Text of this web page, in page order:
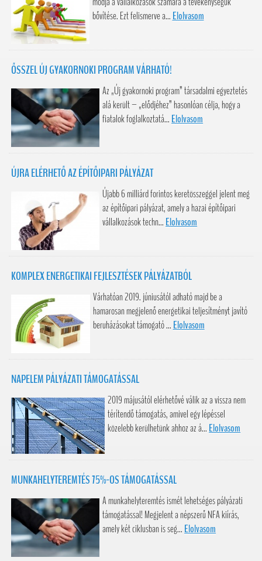
bővítése. Ezt felismerve a... Elolvasom
ŐSSZEL ÚJ GYAKORNOKI PROGRAM VÁRHATÓ!
Az „Új gyakornoki program” társadalmi egyeztetés
alá került – „elődjéhez” hasonlóan célja, hogy a
fiatalok foglalkoztatá... Elolvasom
ÚJRA ELÉRHETŐ AZ ÉPÍTŐIPARI PÁLYÁZAT
Újabb 6 milliárd forintos keretösszeggel jelent meg
az építőipari pályázat, amely a hazai építőipari
vállalkozások techn... Elolvasom
KOMPLEX ENERGETIKAI FEJLESZTÉSEK PÁLYÁZATBÓL
Várhatóan 2019. júniusától adható majd be a
hamarosan megjelenő energetikai teljesítményt javító
beruházásokat támogató ... Elolvasom
NAPELEM PÁLYÁZATI TÁMOGATÁSSAL
2019 májusától elérhetővé válik az a vissza nem
térítendő támogatás, amivel egy lépéssel
közelebb kerülhetünk ahhoz az á... Elolvasom
MUNKAHELYTEREMTÉS 75%-OS TÁMOGATÁSSAL
A munkahelyteremtés ismét lehetséges pályázati
támogatással! Megjelent a népszerű NFA kiírás,
amely két ciklusban is seg... Elolvasom